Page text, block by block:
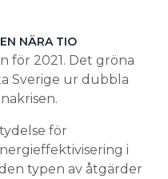
NÄRA TIO
för 2021. Det gröna
Sverige ur dubbla
för
i
typen av åtgärder